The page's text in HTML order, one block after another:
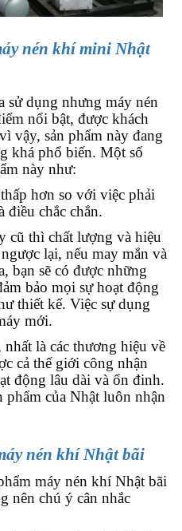
nén khí mini Nhật
sử dụng nhưng máy nén
nổi bật, được khách
vậy, sản phẩm này đang
khá phổ biến. Một số
này như:
hơn so với việc phải
điều chắc chắn.
cũ thì chất lượng và hiệu
lại, nếu may mắn và
bạn sẽ có được những
bảo mọi sự hoạt động
thiết kế. Việc sự dụng
mới.
là các thương hiệu về
cả thế giới công nhận
động lâu dài và ổn đinh.
phẩm của Nhật luôn nhận
nén khí Nhật bãi
máy nén khí Nhật bãi
nên chú ý cân nhắc